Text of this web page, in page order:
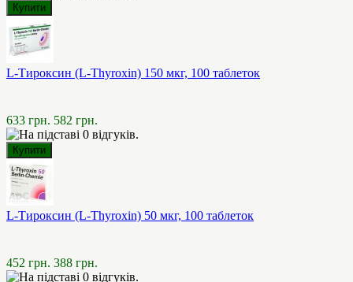
L-Тироксин (L-Thyroxin) 150 мкг, 100 таблеток
633 грн. 582 грн.
L-Тироксин (L-Thyroxin) 50 мкг, 100 таблеток
452 грн. 388 грн.